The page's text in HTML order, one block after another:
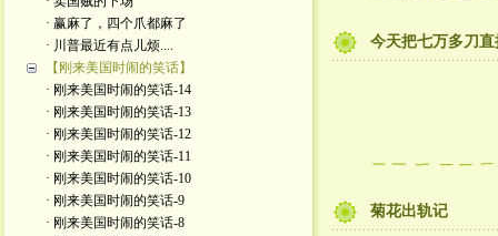
· 赢麻了，四个爪都麻了
· 川普最近有点儿烦....
【刚来美国时闹的笑话】
· 刚来美国时闹的笑话-14
· 刚来美国时闹的笑话-13
· 刚来美国时闹的笑话-12
· 刚来美国时闹的笑话-11
· 刚来美国时闹的笑话-10
· 刚来美国时闹的笑话-9
· 刚来美国时闹的笑话-8
今天把七万多刀
菊花出轨记